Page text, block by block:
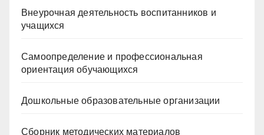
Внеурочная деятельность воспитанников и
учащихся
Самоопределение и профессиональная
ориентация обучающихся
Дошкольные образовательные организации
Сборник методических материалов